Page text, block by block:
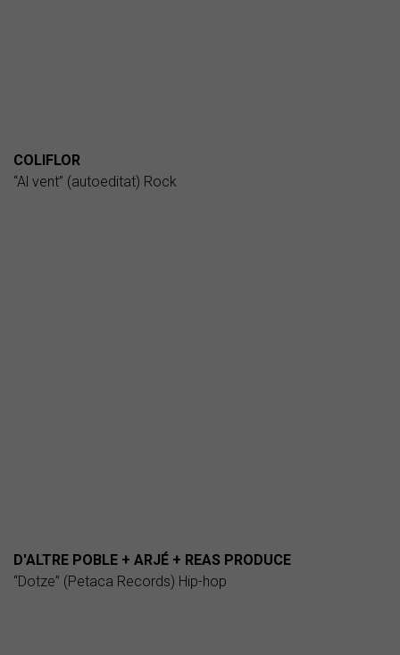
COLIFLOR
“Al vent” (autoeditat) Rock
D'ALTRE POBLE + ARJÉ + REAS PRODUCE
“Dotze” (Petaca Records) Hip-hop